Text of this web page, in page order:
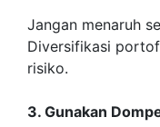
Jangan menaruh
Diversifikasi
risiko.
3. Gunakan